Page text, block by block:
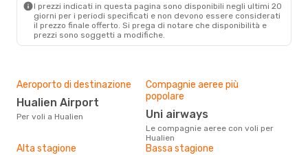
I prezzi indicati in questa pagina sono disponibili negli ultimi 20
giorni per i periodi specificati e non devono essere considerati
il ​​prezzo finale offerto. Si prega di notare che disponibilità e
prezzi sono soggetti a modifiche.
Aeroporto di destinazione
Hualien Airport
Per voli a Hualien
Compagnie aeree più
popolare
Uni airways
Le compagnie aeree con voli per
Hualien
Alta stagione Bassa stagione